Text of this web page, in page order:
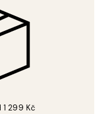
299 Kč